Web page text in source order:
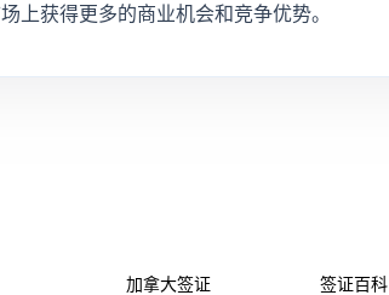
上获得更多的商业机会和竞争优势。
加拿大签证
签证百科